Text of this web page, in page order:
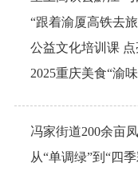
“跟着渝厦高铁去
公益文化培训课
2025重庆美食“渝
冯家街道200余亩
从“单调绿”到“四